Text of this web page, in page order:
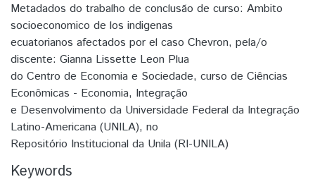
Metadados do trabalho de conclusão de curso: Ambito
socioeconomico de los indigenas
ecuatorianos afectados por el caso Chevron, pela/o
discente: Gianna Lissette Leon Plua
do Centro de Economia e Sociedade, curso de Ciências
Econômicas - Economia, Integração
e Desenvolvimento da Universidade Federal da Integração
Latino-Americana (UNILA), no
Repositório Institucional da Unila (RI-UNILA)
Keywords